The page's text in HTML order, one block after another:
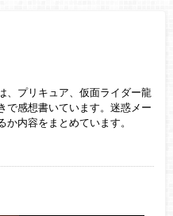
、プリキュア、仮面ライダー龍
で感想書いています。迷惑メー
か内容をまとめています。